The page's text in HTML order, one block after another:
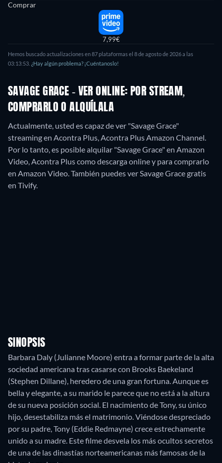
Comprar
7,99€
Hemos buscado actualizaciones en87plataformas el 8 de agosto de 2026a las
03:13:53 ¿Hay algún problema? ¡Cuéntanoslo!
SAVAGE GRACE - VER ONLINE: POR STREAM,
COMPRARLO O ALQUÍLALA
Actualmente, usted es capaz de ver "Savage Grace"
streaming en Acontra Plus, Acontra Plus Amazon Channel.
Por lo tanto, es posible alquilar "Savage Grace" en Amazon
Video, Acontra Plus como descarga online y para comprarlo
en Amazon Video.También puedes ver Savage Grace gratis
en Tivify.
SINOPSIS
Barbara Daly (Julianne Moore) entra a formar parte de la alta
sociedad americana tras casarse con Brooks Baekeland
(Stephen Dillane), heredero de una gran fortuna. Aunque es
bella y elegante, a su marido le parece que no está a la altura
de su nueva posición social. El nacimiento de Tony, su único
hijo, desestabiliza más el matrimonio. Viéndose despreciado
por su padre, Tony (Eddie Redmayne) crece estrechamente
unido a su madre. Este filme desvela los más ocultos secretos
de una de las dinastías norteamericanas más famosas de la